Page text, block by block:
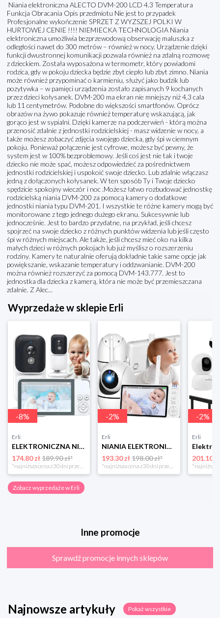
Niania elektroniczna ALECTO DVM-200 LCD 4.3 Temperatura
Funkcja Obracania Opis przedmiotu Nie jest to przypadek
Profesjonalne wykończenie SPRZET Z WYZSZEJ POLKI W
HURTOWEJ CENIE !!!! NIEMIECKA TECHNOLOGIA Niania
elektroniczna umożliwia bezprzewodową obserwację maluszka z
odległości nawet do 300 metrów – również w nocy. Urządzenie dzięki
funkcji dwustronnej komunikacji pozwala również na zdalną rozmowę
z dzieckiem. Została wyposażona w termometr, który powiadomi
rodzica, gdy w pokoju dziecka będzie zbyt ciepło lub zbyt zimno. Niania
może również przypominać o karmieniu, służyć jako budzik lub
pozytywka – w pamięci urządzenia zostało zapisanych 9 kochanych
przez dzieci kołysanek. DVM-200 ma ekran nie mniejszy niż 4,3 cala
lub 11 centymetrów. Podobne do większości smartfonów. Oprócz
obrazów na żywo pokazuje również temperaturę wskazującą, jak
gorąco jest w sypialni. Dzięki kamerze na podczerwień - którą można
przenosić zdalnie z jednostki rodzicielskiej - masz widzenie w nocy, a
także możesz zobaczyć zdjęcia swojego dziecka, gdy śpi w ciemnym
pokoju. Ponieważ połączenie jest cyfrowe, możesz być pewny, że
system jest w 100% bezproblemowy. Jeśli coś jest nie tak i twoje
dziecko nie może spać, możesz odpowiedzieć za pośrednictwem
jednostki rodzicielskiej i uspokoić swoje dziecko. Lub zdalnie włączasz
jedną z dołączonych kołysanek. W ten sposób Ty i Twoje dziecko
spędzicie spokojny wieczór i noc .Możesz łatwo rozbudować jednostkę
rodzicielską niania DVM-200 za pomocą kamery o dodatkowe
jednostki niania typu DVM-201. I wszystkie te różne kamery mogą być
monitorowane z tego jednego dużego ekranu. Sukcesywnie lub
jednocześnie. Jest to bardzo przydatne, na przykład, jeśli chcesz
spojrzeć na swoje dziecko z różnych punktów widzenia lub jeśli często
śpi w różnych miejscach. Ale także, jeśli chcesz mieć oko na kilka
małych dzieci w różnych pokojach lub już myślisz o rozszerzeniu
rodziny. Kamery te naturalnie oferują dokładnie takie same opcje jak
powiększanie, wskazanie temperatury i oddzwanianie. DVM-200
można również rozszerzyć za pomocą DVM-143.777. Jest to
jednostka dla dziecka z kamerą, która nie może być przemieszczana
zdalnie. Z Alec...
Wyprzedaże w sklepie Erli
-8%
Erli
ELEKTRONICZNA NIANIA Z KAMERA NA ŻYWO KOŁYSANKI SZUMY MIKROFON ALARM PŁACZU
174.80 zł189.90 zł*
*najniższa cena z 30 dni przed obniżką
-2%
Erli
NIANIA ELEKTRONICZNA Z KAMERĄ OBROTOWA BABY MONITOR WYŚWIETLACZ LCD 5" HD
193.30 zł 198.00 zł*
*najniższa cena z 30 dni przed obniżką
-2%
Erli
201.10 zł
Zobacz wyprzedaże w Erli
Inne promocje
Sprawdź promocje innych sklepów
Najnowsze artykuły Pokaż wszystkie